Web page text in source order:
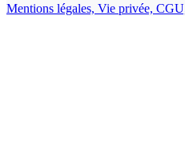
Mentions légales, Vie privée,